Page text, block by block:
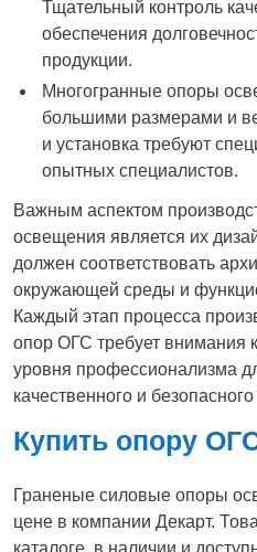
Тщательный контроль
обеспечения
продукции.
Многогранные опоры
большими размерами и
и установка требуют
опытных специалистов.
Важным аспектом
освещения является их
должен соответствовать
окружающей среды и
Каждый этап процесса
опор ОГС требует внимания
уровня профессионализма
качественного и
Купить опору
Граненые силовые опоры
цене в компании Декарт.
каталоге, в наличии и